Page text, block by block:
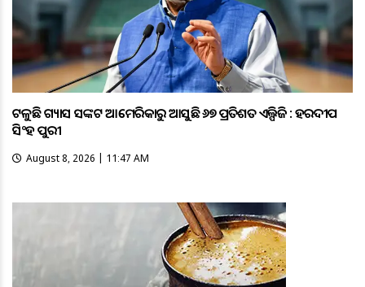
ଟଳୁଛି ଗ୍ୟାସ ସଙ୍କଟ ଆମେରିକାରୁ ଆସୁଛି ୬୭ ପ୍ରତିଶତ ଏଲ୍ପିଜି : ହରଦୀପ
ସିଂହ ପୁରୀ
August 8, 2026 | 11:47 AM